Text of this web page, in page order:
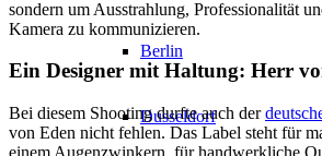
Berlin
Dusseldorf
sondern um Ausstrahlung, Professionalität
Kamera zu kommunizieren.
Ein Designer mit Haltung: Herr
Bei diesem Shooting durfte auch der
von Eden nicht fehlen. Das Label steht für
einem Augenzwinkern, für handwerkliche